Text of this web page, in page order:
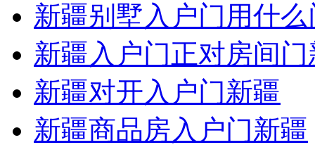
新疆别墅入户门用什
新疆入户门正对房间门
新疆对开入户门新疆
新疆商品房入户门新疆